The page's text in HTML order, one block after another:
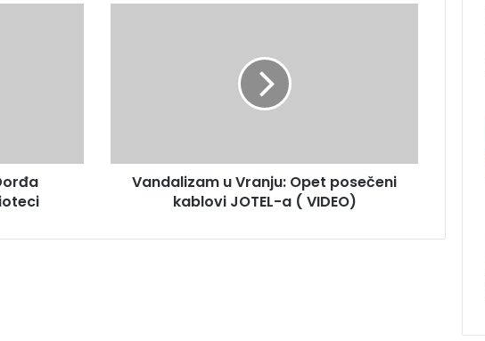
Vandalizam u Vranju: Opet posečeni
kablovi JOTEL-a ( VIDEO)